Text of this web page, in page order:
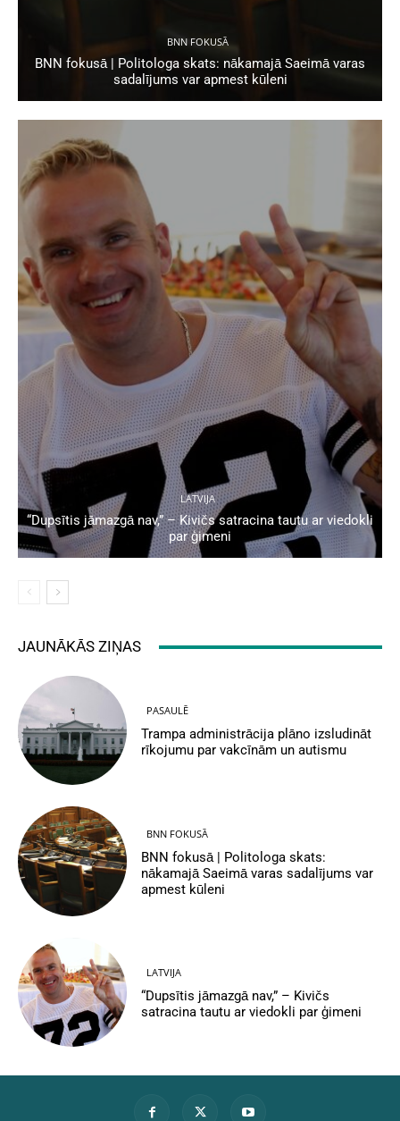
BNN FOKUSĀ
BNN fokusā | Politologa skats: nākamajā Saeimā varas
sadalījums var apmest kūleni
LATVIJA
“Dupsītis jāmazgā nav,” – Kivičs satracina tautu ar viedokli
par ģimeni
JAUNĀKĀS ZIŅAS
PASAULĒ
Trampa administrācija plāno izsludināt
rīkojumu par vakcīnām un autismu
BNN FOKUSĀ
BNN fokusā | Politologa skats:
nākamajā Saeimā varas sadalījums var
apmest kūleni
LATVIJA
“Dupsītis jāmazgā nav,” – Kivičs
satracina tautu ar viedokli par ģimeni